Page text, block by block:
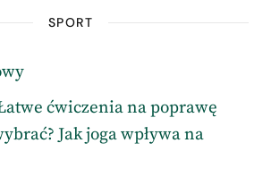
SPORT
ćwiczenia na poprawę
Jak joga wpływa na